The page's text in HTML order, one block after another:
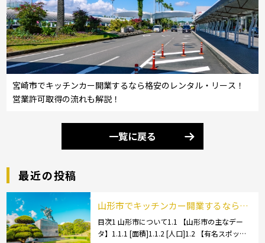
宮崎市でキッチンカー開業するなら格安のレンタル・リース！
営業許可取得の流れも解説！
一覧に戻る
最近の投稿
山形市でキッチンカー開業するなら格
安のレンタル・リース！営業許可取得
の流れも解説！
目次1 山形市について1.1 【山形市の主なデー
タ】1.1.1 [面積]1.1.2 [人口]1.2 【有名スポッ